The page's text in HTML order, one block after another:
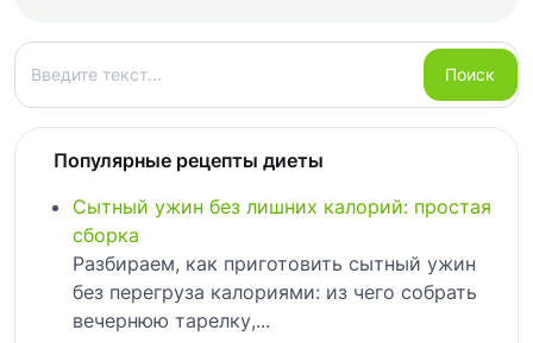
Поиск
Поиск
Популярные рецепты диеты
Сытный ужин без лишних калорий: простая
сборка
Разбираем, как приготовить сытный ужин
без перегруза калориями: из чего собрать
вечернюю тарелку,...